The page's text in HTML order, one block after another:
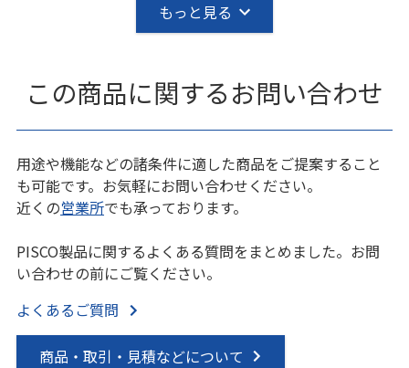
もっと見る
この商品に関するお問い合わせ
用途や機能などの諸条件に適した商品をご提案すること
も可能です。お気軽にお問い合わせください。
近くの営業所でも承っております。
PISCO製品に関するよくある質問をまとめました。お問
い合わせの前にご覧ください。
よくあるご質問
商品・取引・見積などについて